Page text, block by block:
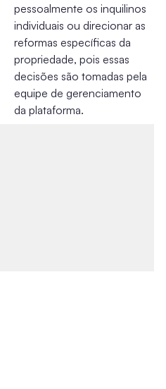
pessoalmente os inquilinos
individuais ou direcionar as
reformas específicas da
propriedade, pois essas
decisões são tomadas pela
equipe de gerenciamento
da plataforma.